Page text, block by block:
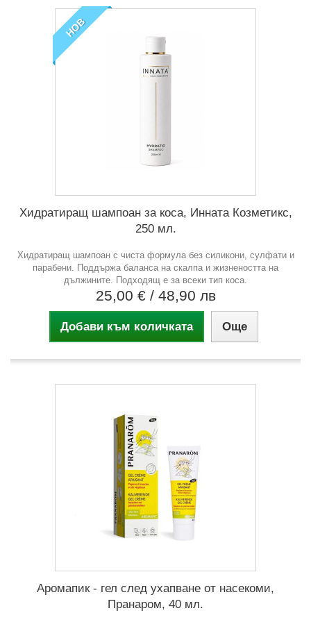
НОВ
Хидратиращ шампоан за коса, Инната Козметикс,
250 мл.
Хидратиращ шампоан с чиста формула без силикони, сулфати и
парабени. Поддържа баланса на скалпа и жизнеността на
дължините. Подходящ е за всеки тип коса.
25,00 € / 48,90 лв
Добави към количката Още
Аромапик - гел след ухапване от насекоми,
Пранаром, 40 мл.